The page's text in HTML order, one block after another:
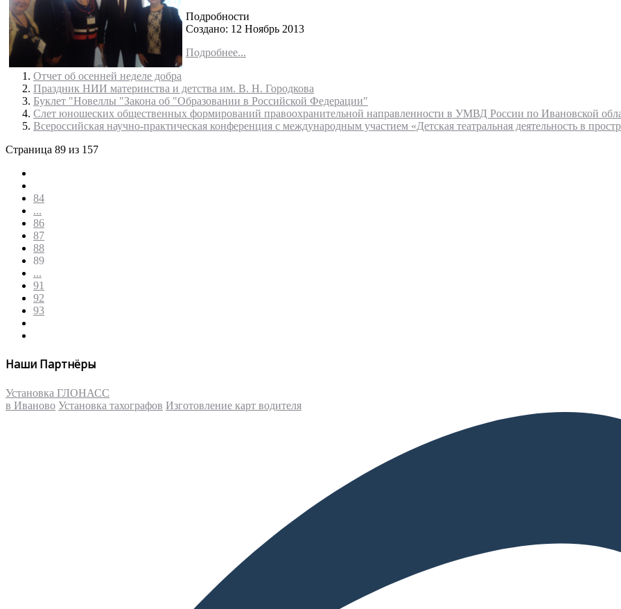
Подробности
Создано: 12 Ноябрь 2013
Подробнее...
Отчет об осенней неделе добра
Праздник НИИ материнства и детства им. В. Н. Городкова
Буклет "Новеллы "Закона об "Образовании в Российской Федерации"
Слет юношеских общественных формирований правоохранительной направленности в УМВД России по Ивановской
Всероссийская научно-практическая конференция с международным участием «Детская театральная деятельность в
Страница 89 из 157
84
...
86
87
88
89
...
91
92
93
Наши Партнёры
Установка ГЛОНАСС
в Иваново Установка тахографов Изготовление карт водителя